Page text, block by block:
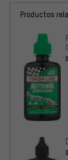
Productos